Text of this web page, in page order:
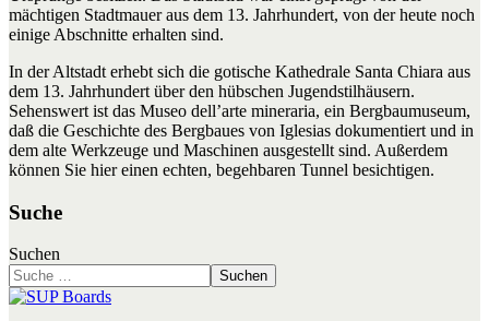
mächtigen Stadtmauer aus dem 13. Jahrhundert, von der heute noch
einige Abschnitte erhalten sind.
In der Altstadt erhebt sich die gotische Kathedrale Santa Chiara aus
dem 13. Jahrhundert über den hübschen Jugendstilhäusern.
Sehenswert ist das Museo dell’arte mineraria, ein Bergbaumuseum,
daß die Geschichte des Bergbaues von Iglesias dokumentiert und in
dem alte Werkzeuge und Maschinen ausgestellt sind. Außerdem
können Sie hier einen echten, begehbaren Tunnel besichtigen.
Suche
Suchen
Suchen